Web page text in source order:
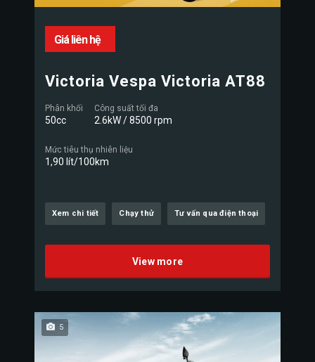
Giá liên hệ
Victoria Vespa Victoria AT88
Phân khối
50cc
Công suất tối đa
2.6kW / 8500 rpm
Mức tiêu thụ nhiên liệu
1,90 lít/100km
Xem chi tiết Chạy thử Tư vấn qua điện thoại
View more
5